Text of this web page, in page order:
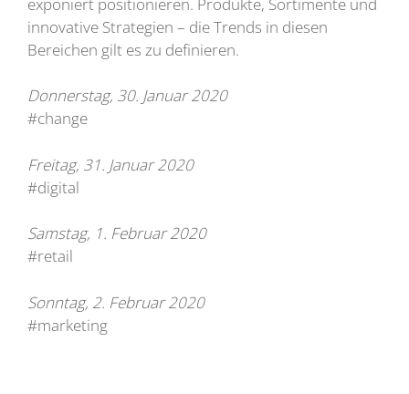
innovative Strategien – die Trends in diesen
Bereichen gilt es zu definieren.
Donnerstag, 30. Januar 2020
#change
Freitag, 31. Januar 2020
#digital
Samstag, 1. Februar 2020
#retail
Sonntag, 2. Februar 2020
#marketing